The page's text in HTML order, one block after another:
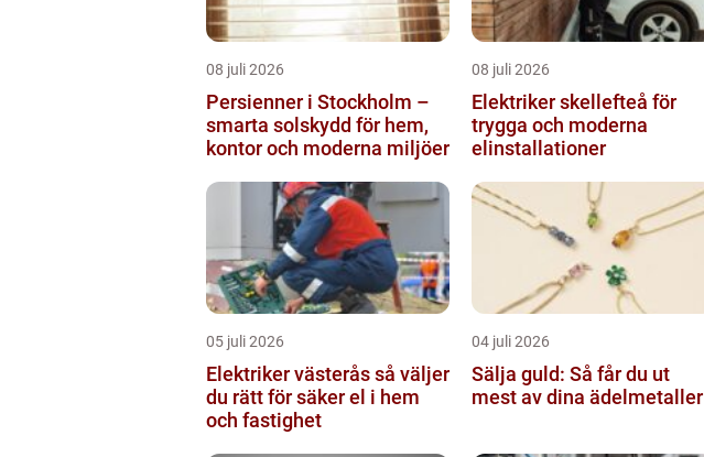
08 juli 2026
Persienner i Stockholm –
smarta solskydd för hem,
kontor och moderna miljöer
08 juli 2026
Elektriker skellefteå för
trygga och moderna
elinstallationer
05 juli 2026
Elektriker västerås så väljer
du rätt för säker el i hem
och fastighet
04 juli 2026
Sälja guld: Så får du ut
mest av dina ädelmetaller